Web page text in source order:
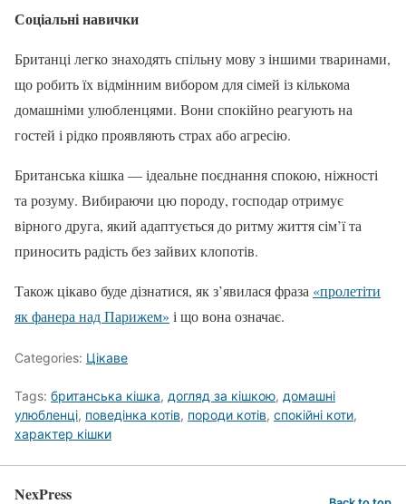
Соціальні навички
Британці легко знаходять спільну мову з іншими тваринами,
що робить їх відмінним вибором для сімей із кількома
домашніми улюбленцями. Вони спокійно реагують на
гостей і рідко проявляють страх або агресію.
Британська кішка — ідеальне поєднання спокою, ніжності
та розуму. Вибираючи цю породу, господар отримує
вірного друга, який адаптується до ритму життя сім’ї та
приносить радість без зайвих клопотів.
Також цікаво буде дізнатися, як з’явилася фраза «пролетіти
як фанера над Парижем» і що вона означає.
Categories: Цікаве
Tags: британська кішка, догляд за кішкою, домашні
улюбленці, поведінка котів, породи котів, спокійні коти,
характер кішки
NexPress